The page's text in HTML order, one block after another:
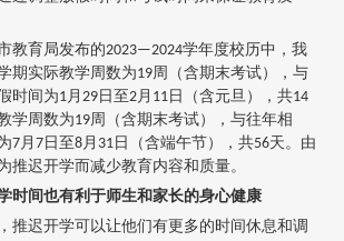
育局发布的2023—2024学年度校历中，我
期实际教学周数为19周（含期末考试），与
时间为1月29日至2月11日（含元旦），共14
学周数为19周（含期末考试），与往年相
7月7日至8月31日（含端午节），共56天。由
推迟开学而减少教育内容和质量。
时间也有利于师生和家长的身心健康
迟开学可以让他们有更多的时间休息和调